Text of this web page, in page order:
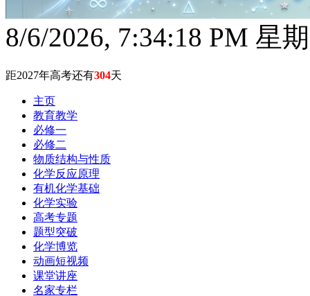
8/6/2026, 7:34:19 PM 星
距2027年高考还有304天
主页
教育教学
必修一
必修二
物质结构与性质
化学反应原理
有机化学基础
化学实验
高考专题
题型突破
化学博览
动画短视频
课堂讲座
名家专栏